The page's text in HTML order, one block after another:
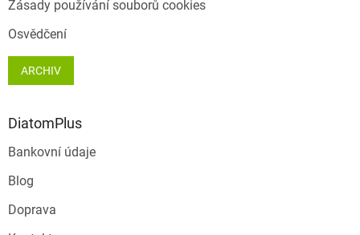
Zásady používání souborů cookies
Osvědčení
ARCHIV
DiatomPlus
Bankovní údaje
Blog
Doprava